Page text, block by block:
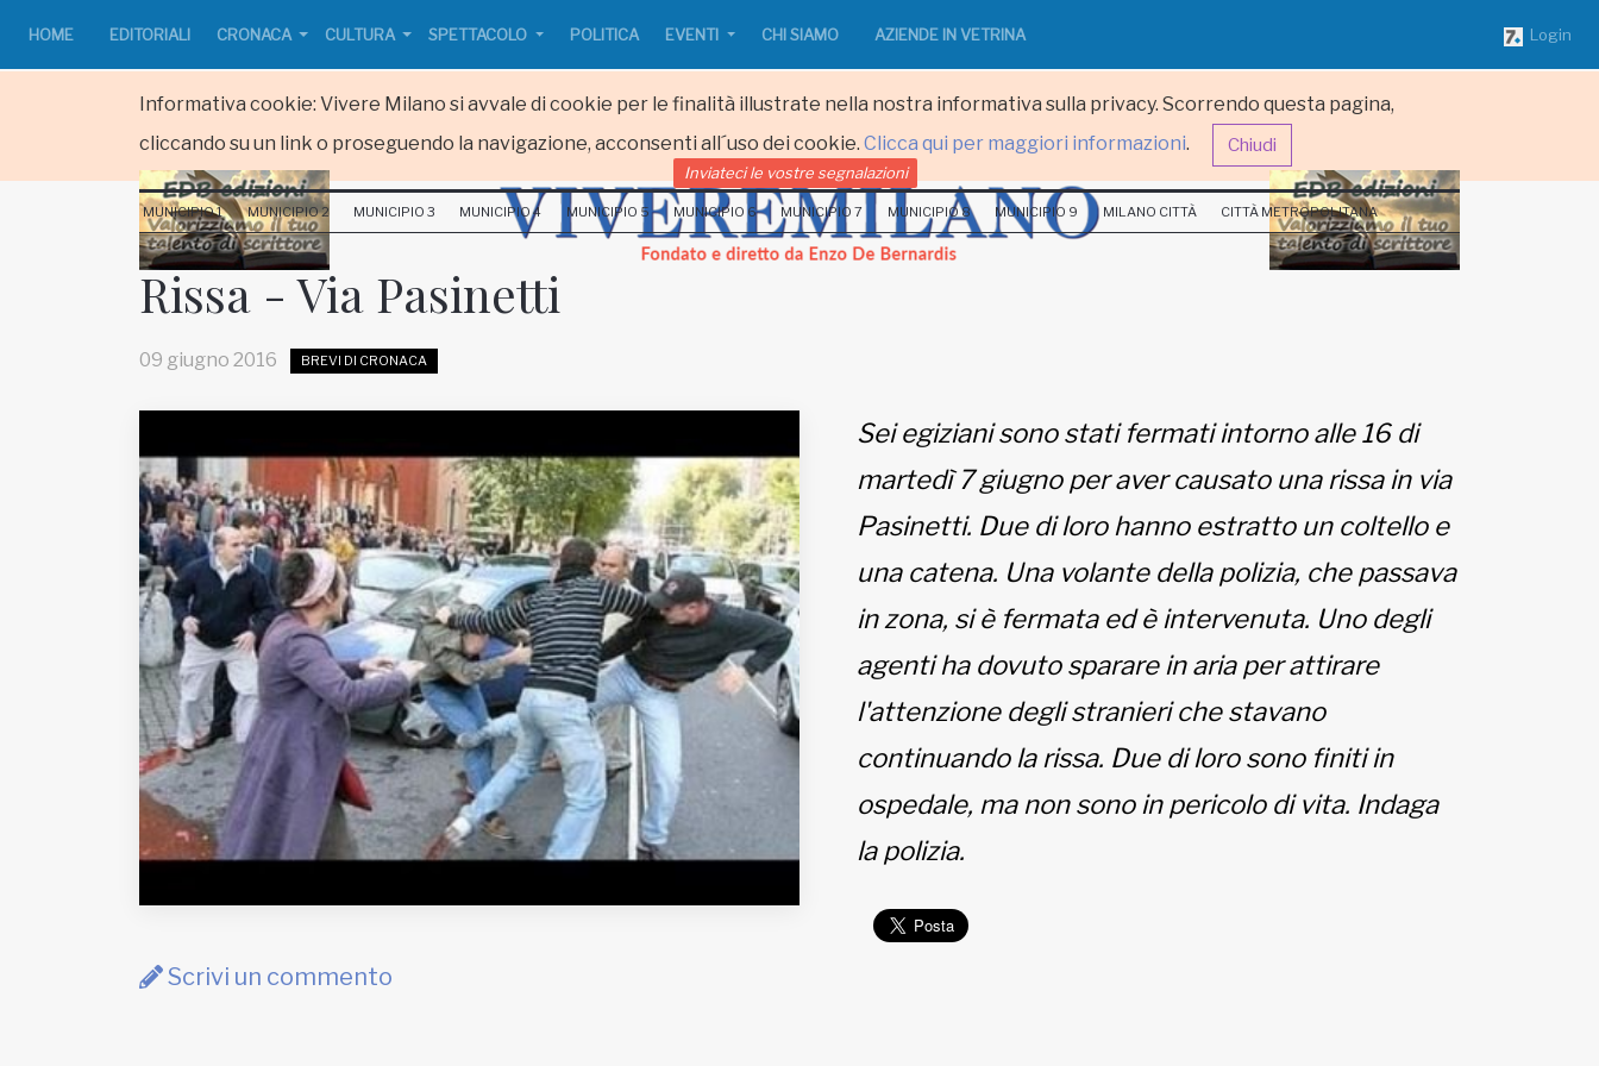
Informativa cookie: Vivere Milano si avvale di cookie per le finalità illustrate nella nostra informativa sulla privacy. Scorrendo questa pagina,
cliccando su un link o proseguendo la navigazione, acconsenti all´uso dei cookie. Clicca qui per maggiori informazioni. Chiudi
HOME EDITORIALI CRONACA CULTURA SPETTACOLO POLITICA EVENTI CHI SIAMO AZIENDE IN VETRINA Login
www.viveremilano.info
Fondato e diretto da Enzo De
EDB edizioni - Via Brivio angolo C.
Imbonati, 89 20159 Milano (Italia)
Informativa sulla privacy
Inviateci le vostre segnalazioni
MUNICIPIO 1 MUNICIPIO 2 MUNICIPIO 3 MUNICIPIO 4 MUNICIPIO 5 MUNICIPIO 6 MUNICIPIO 7 MUNICIPIO 8 MUNICIPIO 9 MILANO CITTÀ CITTÀ METROPOLITANA
Rissa - Via Pasinetti
09 giugno 2016 BREVI DI CRONACA
Sei egiziani sono stati fermati intorno alle 16 di
martedì 7 giugno per aver causato una rissa in via
Pasinetti. Due di loro hanno estratto un coltello e
una catena. Una volante della polizia, che passava
in zona, si è fermata ed è intervenuta. Uno degli
agenti ha dovuto sparare in aria per attirare
l'attenzione degli stranieri che stavano
continuando la rissa. Due di loro sono finiti in
ospedale, ma non sono in pericolo di vita. Indaga
la polizia.
Scrivi un commento